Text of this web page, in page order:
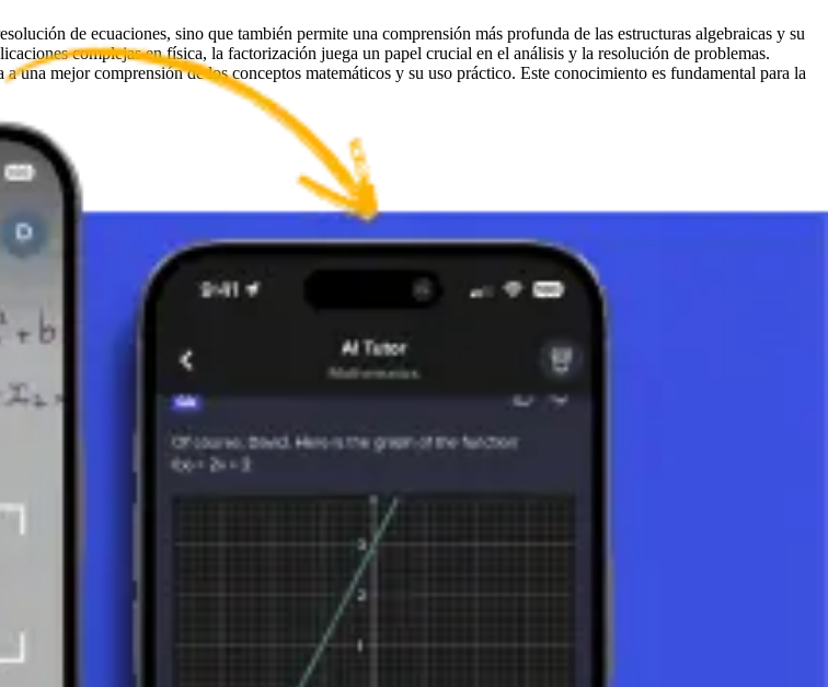
de ecuaciones, sino que también permite una comprensión más profunda de las estructuras algebraicas y su
complejas en física, la factorización juega un papel crucial en el análisis y la resolución de problemas.
una mejor comprensión de los conceptos matemáticos y su uso práctico. Este conocimiento es fundamental para la